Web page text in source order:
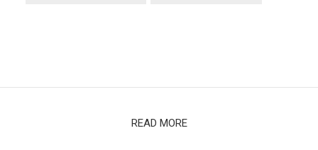
READ MORE